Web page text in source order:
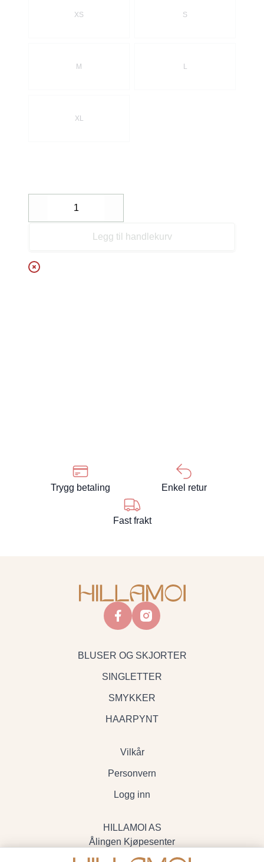
XS S
M L
XL
Decrease
Legg til handlekurv
Trygg betaling Enkel retur
Fast frakt
facebookinstagram
BLUSER OG SKJORTER
SINGLETTER
SMYKKER
HAARPYNT
Vilkår
Personvern
Logg inn
HILLAMOI AS
Ålingen Kjøpesenter
Myrenvegen 19, 3570 Ål